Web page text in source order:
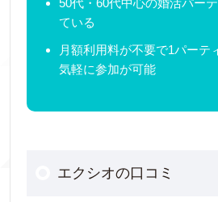
50代・60代中心の婚活パー
ている
月額利用料が不要で1パーテ
気軽に参加が可能
エクシオの口コミ